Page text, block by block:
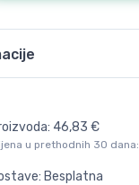
46,83 €
u prethodnih 30 dana:
Besplatna